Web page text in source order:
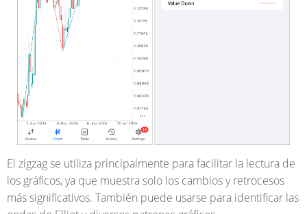
El zigzag se utiliza principalmente para facilitar la lectura de
los gráficos, ya que muestra solo los cambios y retrocesos
más significativos. También puede usarse para identificar las